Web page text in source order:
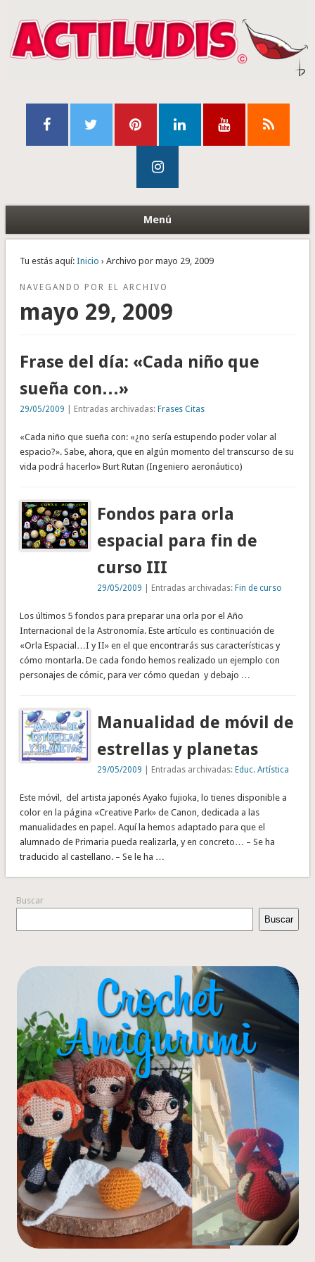
Menú
Tu estás aquí: Inicio › Archivo por mayo 29, 2009
NAVEGANDO POR EL ARCHIVO
mayo 29, 2009
Frase del día: «Cada niño que
sueña con…»
29/05/2009 | Entradas archivadas: Frases Citas
«Cada niño que sueña con: «¿no sería estupendo poder volar al
espacio?». Sabe, ahora, que en algún momento del transcurso de su
vida podrá hacerlo» Burt Rutan (Ingeniero aeronáutico)
Fondos para orla
espacial para fin de
curso III
29/05/2009 | Entradas archivadas:Fin de curso
Los últimos 5 fondos para preparar una orla por el Año
Internacional de la Astronomía. Este artículo es continuación de
«Orla Espacial…I y II» en el que encontrarás sus características y
cómo montarla. De cada fondo hemos realizado un ejemplo con
personajes de cómic, para ver cómo quedan y debajo …
Manualidad de móvil de
estrellas y planetas
29/05/2009 | Entradas archivadas:Educ. Artística
Este móvil, del artista japonés Ayako fujioka, lo tienes disponible a
color en la página «Creative Park» de Canon, dedicada a las
manualidades en papel. Aquí la hemos adaptado para que el
alumnado de Primaria pueda realizarla, y en concreto… – Se ha
traducido al castellano. – Se le ha …
Buscar
Buscar